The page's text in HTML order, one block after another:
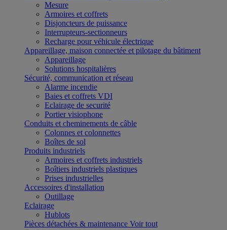
Mesure
Armoires et coffrets
Disjoncteurs de puissance
Interrupteurs-sectionneurs
Recharge pour véhicule électrique
Appareillage, maison connectée et pilotage du bâtiment
Appareillage
Solutions hospitalières
Sécurité, communication et réseau
Alarme incendie
Baies et coffrets VDI
Eclairage de securité
Portier visiophone
Conduits et cheminements de câble
Colonnes et colonnettes
Boîtes de sol
Produits industriels
Armoires et coffrets industriels
Boîtiers industriels plastiques
Prises industrielles
Accessoires d'installation
Outillage
Eclairage
Hublots
Pièces détachées & maintenance Voir tout